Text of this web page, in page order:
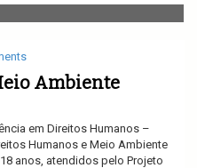
Ambiente
em Direitos Humanos –
Humanos e Meio Ambiente
anos, atendidos pelo Projeto